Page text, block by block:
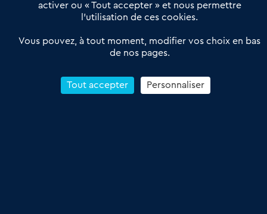
Réseau 3C : un partenaire national dédié aux transactions
Petitscommerces : Un partenariat au service du commerce de
proximité et des territoires
Reprendre un Restaurant Rapide
activer ou « Tout accepter » et nous permettre
l’utilisation de ces cookies.
Vous pouvez, à tout moment, modifier vos choix en bas
de nos pages.
Tout accepter Personnaliser